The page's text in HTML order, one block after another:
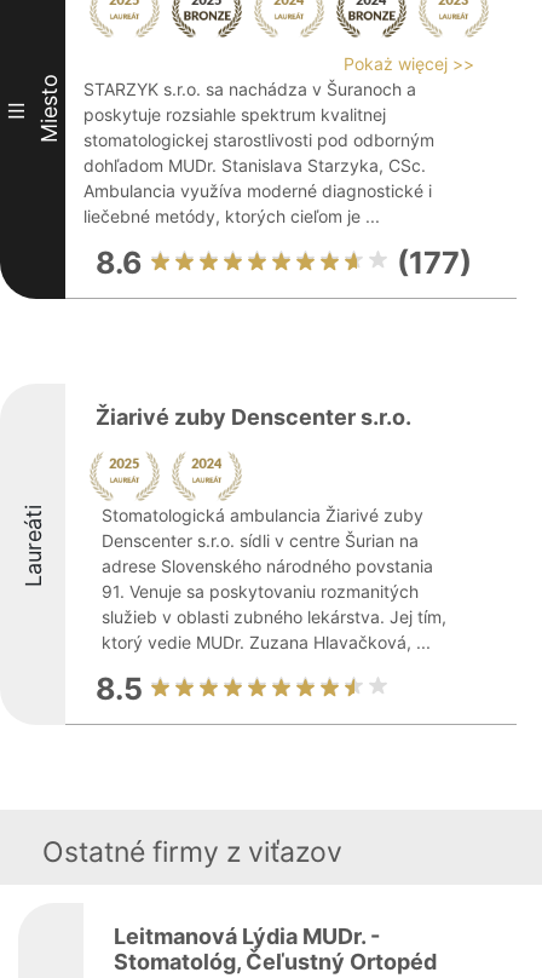
III Miesto
Pokaż więcej >>
STARZYK s.r.o. sa nachádza v Šuranoch a
poskytuje rozsiahle spektrum kvalitnej
stomatologickej starostlivosti pod odborným
dohľadom MUDr. Stanislava Starzyka, CSc.
Ambulancia využíva moderné diagnostické i
liečebné metódy, ktorých cieľom je ...
8.6 (177)
Laureáti
Žiarivé zuby Denscenter s.r.o.
Stomatologická ambulancia Žiarivé zuby
Denscenter s.r.o. sídli v centre Šurian na
adrese Slovenského národného povstania
91. Venuje sa poskytovaniu rozmanitých
služieb v oblasti zubného lekárstva. Jej tím,
ktorý vedie MUDr. Zuzana Hlavačková, ...
8.5
Ostatné firmy z viťazov
Leitmanová Lýdia MUDr. -
Stomatológ, Čeľustný Ortopéd